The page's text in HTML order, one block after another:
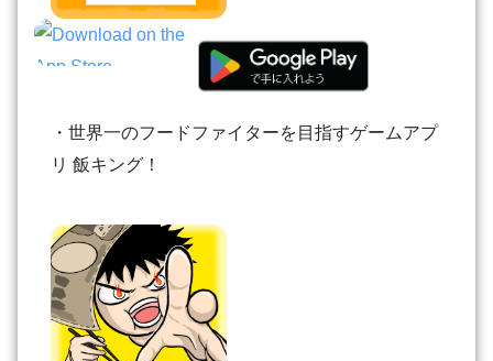
・世界一のフードファイターを目指すゲームアプ
リ 飯キング！